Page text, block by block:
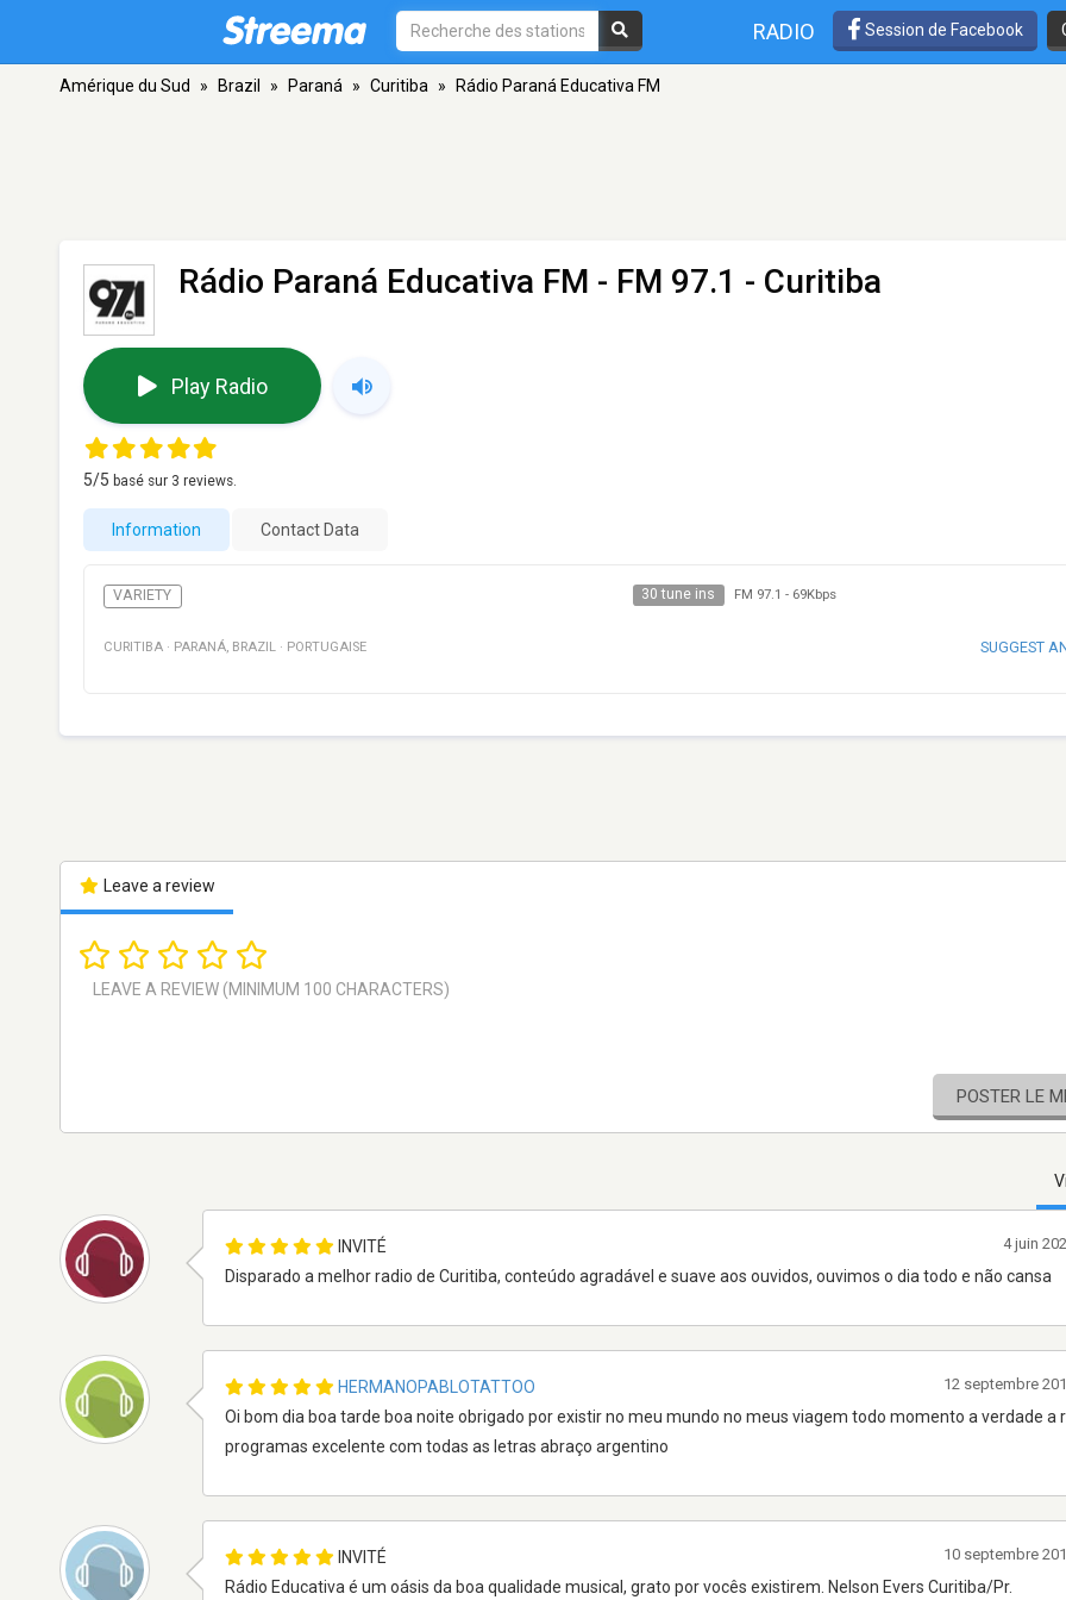
RADIO Session de Facebook
Amérique du Sud » Brazil » Paraná » Curitiba » Rádio Paraná Educativa FM
Rádio Paraná Educativa FM - FM 97.1 - Curitiba
Play Radio
5/5 basé sur 3 reviews.
Information Contact Data
VARIETY 30 tune ins FM 97.1 - 69Kbps
CURITIBA · PARANÁ, BRAZIL · PORTUGAISE SUGGEST
Leave a review
POSTER LE
INVITÉ
Disparado a melhor radio de Curitiba, conteúdo agradável e suave aos ouvidos, ouvimos o dia todo e não cansa
4 juin
HERMANOPABLOTATTOO
Oi bom dia boa tarde boa noite obrigado por existir no meu mundo no meus viagem todo momento a verdade a
programas excelente com todas as letras abraço argentino
12 septembre
INVITÉ
Rádio Educativa é um oásis da boa qualidade musical, grato por vocês existirem. Nelson Evers Curitiba/Pr.
10 septembre